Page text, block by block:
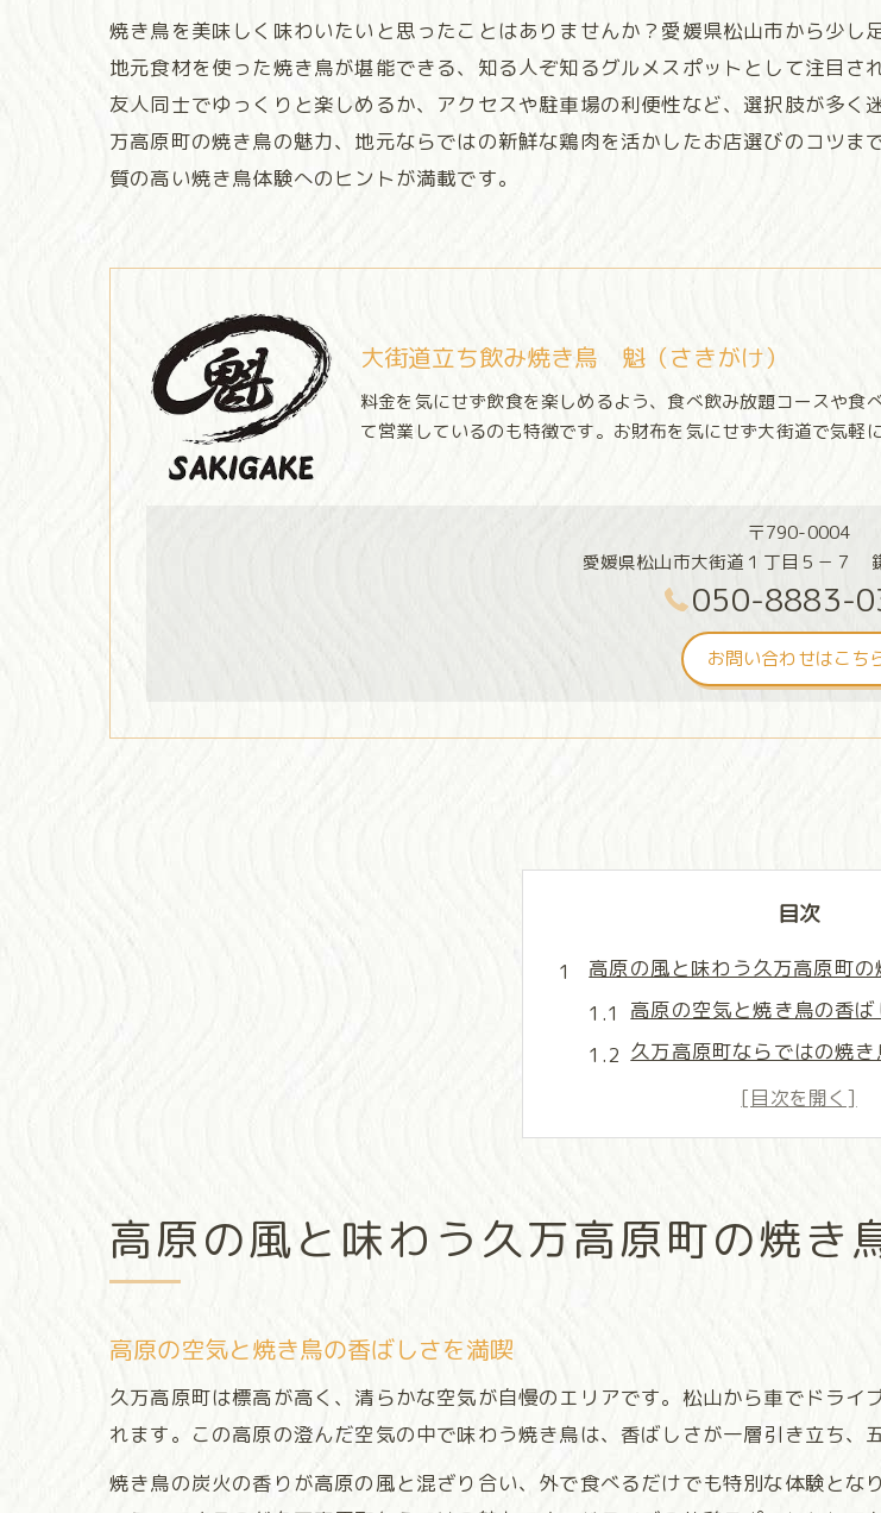
焼き鳥を美味しく味わいたいと思ったことはありませんか？愛媛県松山市から少
地元食材を使った焼き鳥が堪能できる、知る人ぞ知るグルメスポットとして注目
友人同士でゆっくりと楽しめるか、アクセスや駐車場の利便性など、選択肢が多
万高原町の焼き鳥の魅力、地元ならではの新鮮な鶏肉を活かしたお店選びのコツま
質の高い焼き鳥体験へのヒントが満載です。
大街道立ち飲み焼き鳥 魁（さきがけ）
料金を気にせず飲食を楽しめるよう、食べ飲み放題コースや
て営業しているのも特徴です。お財布を気にせず大街道で気軽
〒790-0004
愛媛県松山市大街道１丁目５－７
050-8883-
お問い合わせはこち
目次
高原の風と味わう久万高原町
高原の空気と焼き鳥の香
久万高原町ならではの焼き
地元産鶏肉が活きる焼き鳥
焼き鳥店選びで感じる高
ドライブ好き必見！松山発焼き
松山からドライブで楽し
休憩も兼ねた高原焼き鳥ス
ドライブ帰りに寄りたい
高原の風と味わう久万高原町の焼き
高原の空気と焼き鳥の香ばしさを満喫
久万高原町は標高が高く、清らかな空気が自慢のエリアです。松山から車でドラ
れます。この高原の澄んだ空気の中で味わう焼き鳥は、香ばしさが一層引き立ち、
焼き鳥の炭火の香りが高原の風と混ざり合い、外で食べるだけでも特別な体験と